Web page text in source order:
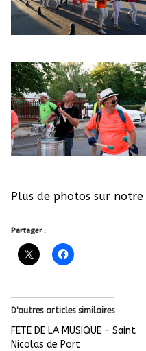
Plus de photos sur notre
Partager :
D'autres articles similaires
FETE DE LA MUSIQUE – Saint
Nicolas de Port